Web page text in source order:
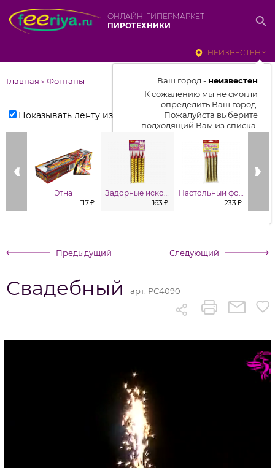
ОНЛАЙН-ГИПЕРМАРКЕТ
ПИРОТЕХНИКИ
НЕИЗВЕСТЕН
Ваш город - неизвестен
К сожалению мы не смогли
определить Ваш город.
Пожалуйста выберите
подходящий Вам из списка.
Выбрать город
От выбранного города зависит
отображаемый ассортимент,
цены, наличие и условия
доставки
Главная > Фонтаны
Показывать ленту изделий
Этна
117 ₽
Задорные искорки
163 ₽
Настольный фонтан (в уп. 4шт.)
233 ₽
Предыдущий Следующий
Свадебный арт: РС4090